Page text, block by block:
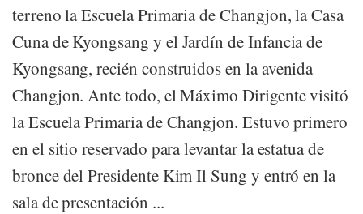
terreno la Escuela Primaria de Changjon, la Casa
Cuna de Kyongsang y el Jardín de Infancia de
Kyongsang, recién construidos en la avenida
Changjon. Ante todo, el Máximo Dirigente visitó
la Escuela Primaria de Changjon. Estuvo primero
en el sitio reservado para levantar la estatua de
bronce del Presidente Kim Il Sung y entró en la
sala de presentación ...